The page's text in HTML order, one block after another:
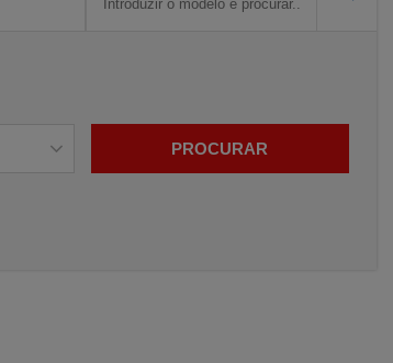
PROCURAR